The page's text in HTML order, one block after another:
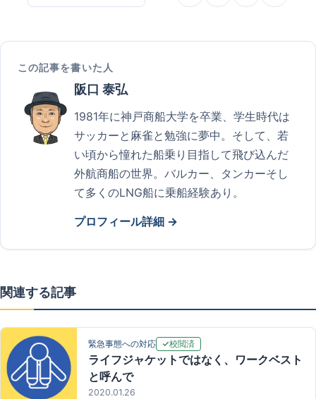
この記事を書いた人
阪口 泰弘
1981年に神戸商船大学を卒業、学生時代は
サッカーと麻雀と勉強に夢中。そして、若
い頃から憧れた船乗り目指して飛び込んだ
外航商船の世界。バルカー、タンカーそし
て多くのLNG船に乗船経験あり。
プロフィール詳細 →
関連する記事
緊急事態への対応 校閲済
ライフジャケットではなく、ワークベスト
と呼んで
2020.01.26